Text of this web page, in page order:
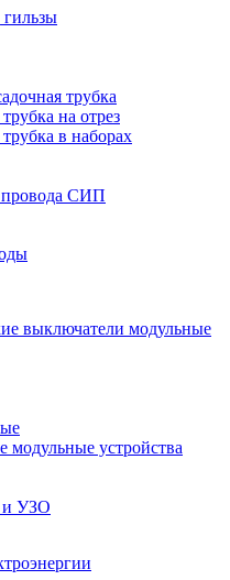
трубка
на отрез
в наборах
провода СИП
выключатели модульные
модульные устройства
и УЗО